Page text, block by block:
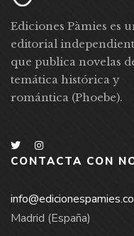
Ediciones Pàmies es
editorial
que publica novelas
temática histórica y
romántica (Phoebe).
CONTACTA CON
Madrid (España)